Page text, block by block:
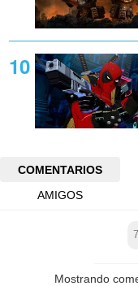
COMENTARIOS
AMIGOS
7
Mostrando